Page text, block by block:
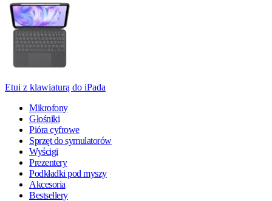
Etui z klawiaturą do iPada
Mikrofony
Głośniki
Pióra cyfrowe
Sprzęt do symulatorów
Wyścigi
Prezentery
Podkładki pod myszy
Akcesoria
Bestsellery